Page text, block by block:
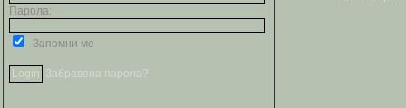
Парола:
Запомни ме
Забравена парола?